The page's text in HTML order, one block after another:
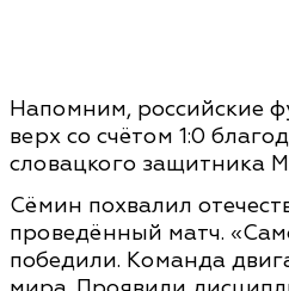
Напомним, российские
верх со счётом 1:0
словацкого защитника
Сёмин похвалил
проведённый матч.
победили. Команда